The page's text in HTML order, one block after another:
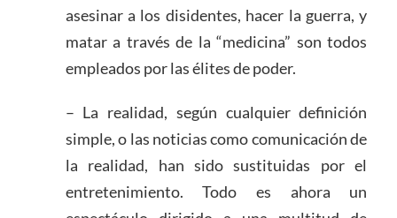
asesinar a los disidentes, hacer la guerra, y
matar a través de la “medicina” son todos
empleados por las élites de poder.
– La realidad, según cualquier definición
simple, o las noticias como comunicación de
la realidad, han sido sustituidas por el
entretenimiento. Todo es ahora un